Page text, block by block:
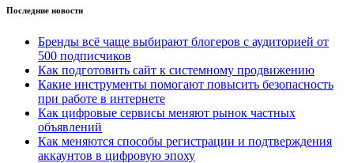
Последние новости
Бренды всё чаще выбирают блогеров с аудиторией от
500 подписчиков
Как подготовить сайт к системному продвижению
Какие инструменты помогают повысить безопасность
при работе в интернете
Как цифровые сервисы меняют рынок частных
объявлений
Как меняются способы регистрации и подтверждения
аккаунтов в цифровую эпоху